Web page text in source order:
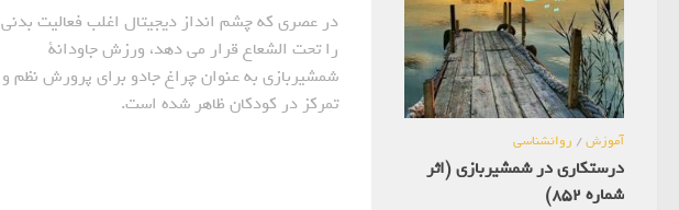
در عصری که چشم انداز دیجیتال اغلب فعالیت بدنی
را تحت الشعاع قرار می دهد، ورزش جاودانة
شمشیربازی به عنوان چراغ جادو برای پرورش نظم و
تمرکز در کودکان ظاهر شده است.
آموزش/ روانشناسی
درستکاری در شمشیربازی (اثر
شماره 852)